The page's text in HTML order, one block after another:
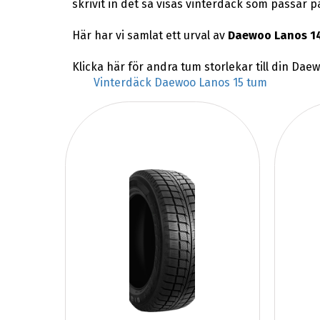
skrivit in det så visas vinterdäck som passar
Här har vi samlat ett urval av Daewoo Lanos
Klicka här för andra tum storlekar till din
Vinterdäck Daewoo Lanos 15 tum